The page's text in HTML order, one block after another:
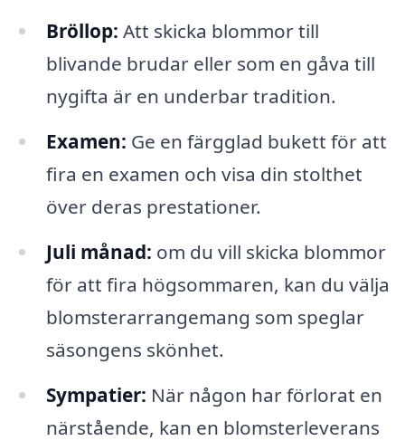
Bröllop: Att skicka blommor till
blivande brudar eller som en gåva till
nygifta är en underbar tradition.
Examen: Ge en färgglad bukett för att
fira en examen och visa din stolthet
över deras prestationer.
Juli månad: om du vill skicka blommor
för att fira högsommaren, kan du välja
blomsterarrangemang som speglar
säsongens skönhet.
Sympatier: När någon har förlorat en
närstående, kan en blomsterleverans